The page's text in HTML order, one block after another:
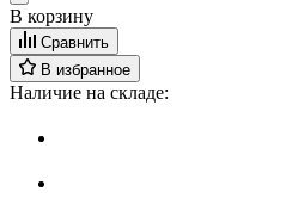
В корзину
Сравнить
В избранное
Наличие на складе: